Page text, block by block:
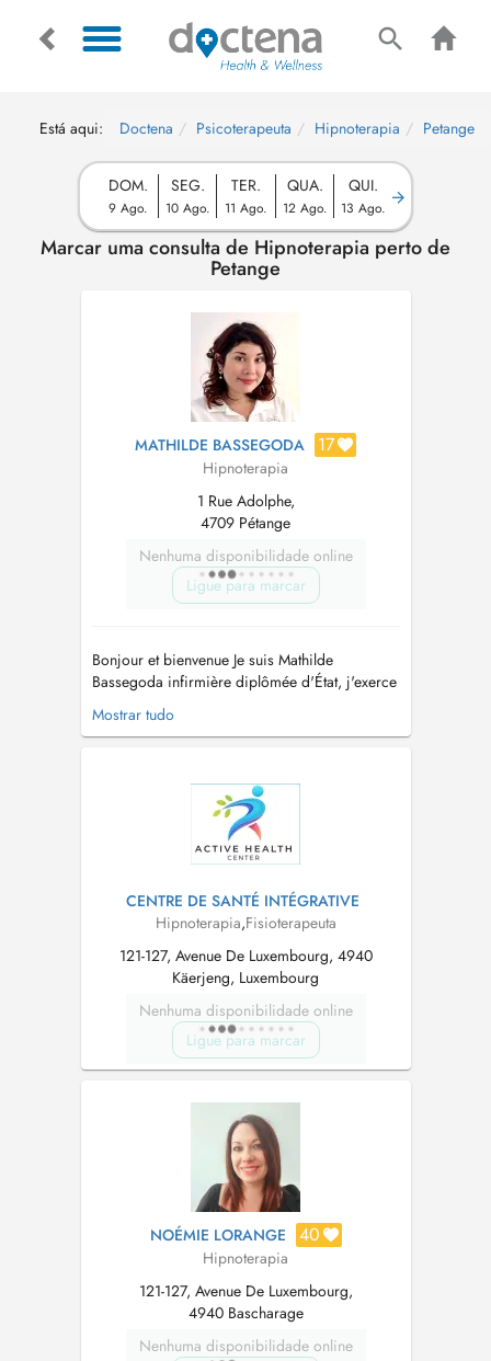
Está aqui: Doctena Psicoterapeuta Hipnoterapia Petange
DOM.
9 Ago.
SEG.
10 Ago.
TER.
11 Ago.
QUA.
12 Ago.
QUI.
13 Ago.
Marcar uma consulta de Hipnoterapia perto de
Petange
MATHILDE BASSEGODA 17
Hipnoterapia
1 Rue Adolphe,
4709 Pétange
Nenhuma disponibilidade online
Ligue para marcar
Bonjour et bienvenue Je suis Mathilde
Bassegoda infirmière diplômée d'État, j'exerce
comme Hypnothérapeute - Je suis diplômée de
l'Institut Thérapeutique d'hypnose (ITH) de
l'Hypnose Médicale (AFEHM) à P...
Mostrar tudo
CENTRE DE SANTÉ INTÉGRATIVE
Hipnoterapia,Fisioterapeuta
121-127, Avenue De Luxembourg, 4940
Käerjeng, Luxembourg
Nenhuma disponibilidade online
Ligue para marcar
NOÉMIE LORANGE 40
Hipnoterapia
121-127, Avenue De Luxembourg,
4940 Bascharage
Nenhuma disponibilidade online